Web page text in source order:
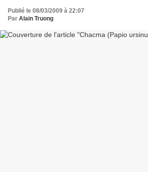
Publié le 08/03/2009 à 22:07
Par Alain Truong